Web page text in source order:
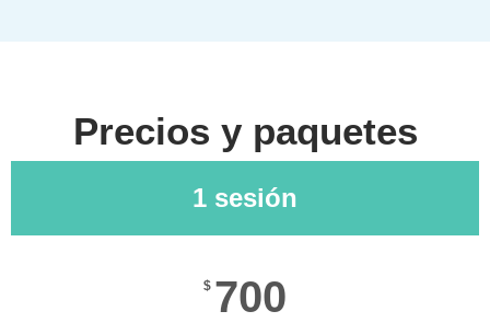
Precios y paquetes
1 sesión
$ 700